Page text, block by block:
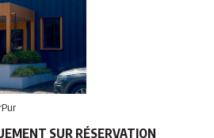
SUR RÉSERVATION